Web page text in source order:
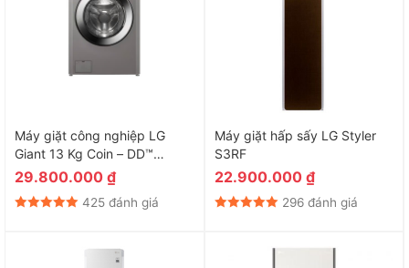
Máy giặt công nghiệp LG
Giant 13 Kg Coin – DD™
Inverter CWG27MDQRS
29.800.000 ₫
425 đánh giá
Máy giặt hấp sấy LG Styler
S3RF
22.900.000 ₫
296 đánh giá